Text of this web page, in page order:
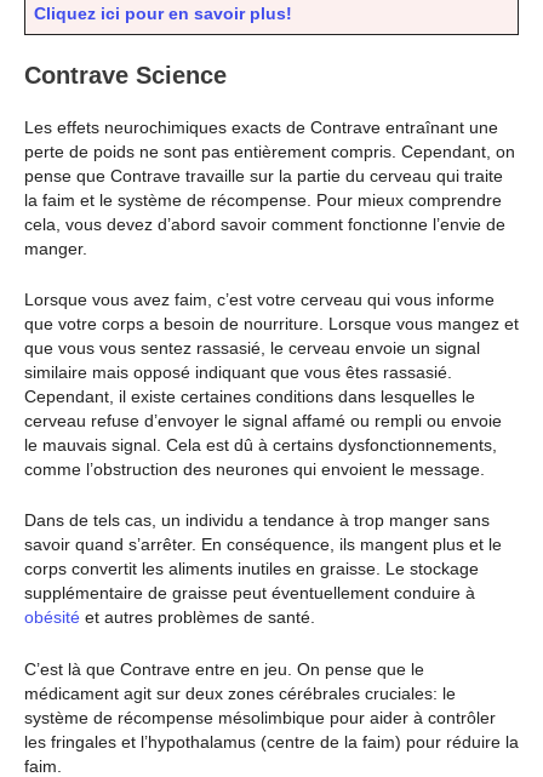
Cliquez ici pour en savoir plus!
Contrave Science
Les effets neurochimiques exacts de Contrave entraînant une
perte de poids ne sont pas entièrement compris. Cependant, on
pense que Contrave travaille sur la partie du cerveau qui traite
la faim et le système de récompense. Pour mieux comprendre
cela, vous devez d’abord savoir comment fonctionne l’envie de
manger.
Lorsque vous avez faim, c’est votre cerveau qui vous informe
que votre corps a besoin de nourriture. Lorsque vous mangez et
que vous vous sentez rassasié, le cerveau envoie un signal
similaire mais opposé indiquant que vous êtes rassasié.
Cependant, il existe certaines conditions dans lesquelles le
cerveau refuse d’envoyer le signal affamé ou rempli ou envoie
le mauvais signal. Cela est dû à certains dysfonctionnements,
comme l’obstruction des neurones qui envoient le message.
Dans de tels cas, un individu a tendance à trop manger sans
savoir quand s’arrêter. En conséquence, ils mangent plus et le
corps convertit les aliments inutiles en graisse. Le stockage
supplémentaire de graisse peut éventuellement conduire à
obésité et autres problèmes de santé.
C’est là que Contrave entre en jeu. On pense que le
médicament agit sur deux zones cérébrales cruciales: le
système de récompense mésolimbique pour aider à contrôler
les fringales et l’hypothalamus (centre de la faim) pour réduire la
faim.